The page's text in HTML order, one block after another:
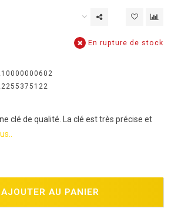
En rupture de stock
clé de qualité. La clé est très précise et
AJOUTER AU PANIER